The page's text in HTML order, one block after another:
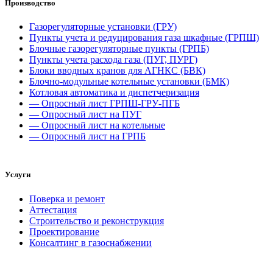
Производство
Газорегуляторные установки (ГРУ)
Пункты учета и редуцирования газа шкафные (ГРПШ)
Блочные газорегуляторные пункты (ГРПБ)
Пункты учета расхода газа (ПУГ, ПУРГ)
Блоки вводных кранов для АГНКС (БВК)
Блочно-модульные котельные установки (БМК)
Котловая автоматика и диспетчеризация
— Опросный лист ГРПШ-ГРУ-ПГБ
— Опросный лист на ПУГ
— Опросный лист на котельные
— Опросный лист на ГРПБ
Услуги
Поверка и ремонт
Аттестация
Строительство и реконструкция
Проектирование
Консалтинг в газоснабжении